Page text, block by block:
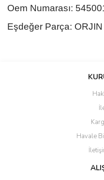
Oem Numarası:
Eşdeğer Parça:
Bu ürüne ilk
Ürün resmi kalitesiz, bozuk
Ürün açıklamasında eksik
Ürün bilgilerinde hatalar
Ürün fiyatı diğer sitelerden
Bu ürüne benzer farklı
Havale